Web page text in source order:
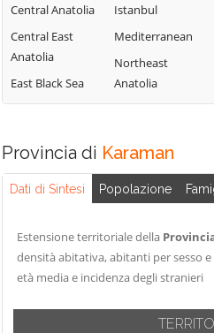
Central Anatolia
Central East
Anatolia
East Black Sea
Istanbul
Mediterranean
Northeast
Anatolia
Provincia di Karaman
Dati di Sintesi Popolazione
Estensione territoriale della
densità abitativa, abitanti per sesso
età media e incidenza degli stranieri